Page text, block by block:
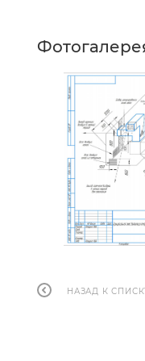
НАЗАД К